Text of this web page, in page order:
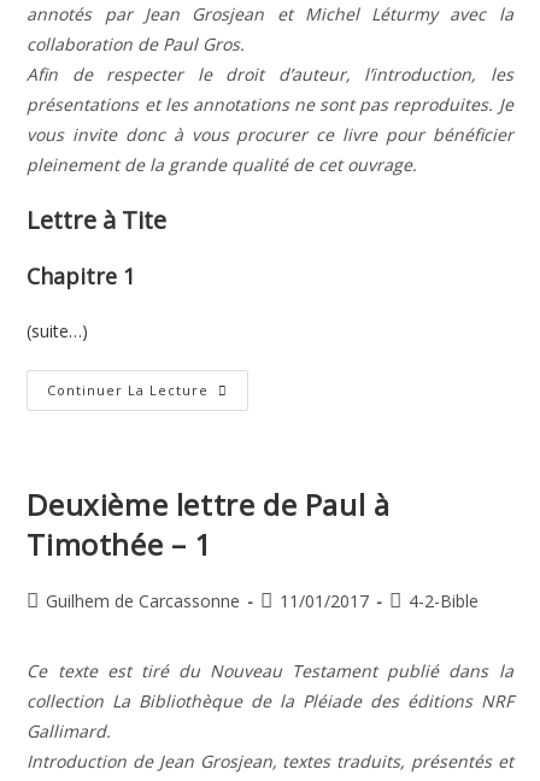
annotés par Jean Grosjean et Michel Léturmy avec la
collaboration de Paul Gros.
Afin de respecter le droit d’auteur, l’introduction, les
présentations et les annotations ne sont pas reproduites. Je
vous invite donc à vous procurer ce livre pour bénéficier
pleinement de la grande qualité de cet ouvrage.
Lettre à Tite
Chapitre 1
(suite…)
Continuer La Lecture Lettre
De
1
Deuxième lettre de Paul à
Timothée – 1
Auteur/autrice
publication :
Guilhem de Carcassonne
Publication
11/01/2017
Post4-2-Bible
Ce texte est tiré du Nouveau Testament publié dans la
collection La Bibliothèque de la Pléiade des éditions NRF
Gallimard.
Introduction de Jean Grosjean, textes traduits, présentés et